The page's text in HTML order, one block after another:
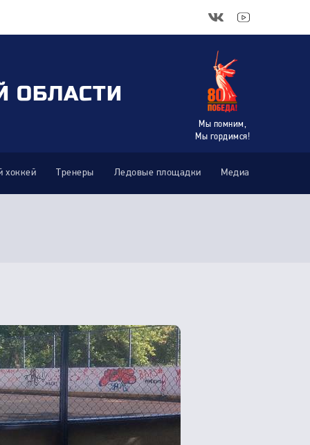
ОБЛАСТИ
Мы помним,
Мы гордимся!
хоккей Тренеры Ледовые площадки Медиа